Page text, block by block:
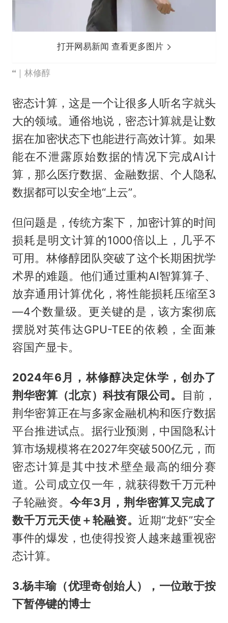
打开网易新闻 查看更多图片
｜林修醇
密态计算，这是一个让很多人听名字就头
大的领域。通俗地说，密态计算就是让数
据在加密状态下也能进行高效计算。如果
能在不泄露原始数据的情况下完成AI计
算，那么医疗数据、金融数据、个人隐私
数据都可以安全地“上云”。
但问题是，传统方案下，加密计算的时间
损耗是明文计算的1000倍以上，几乎不
可用。林修醇团队突破了这个长期困扰学
术界的难题。他们通过重构AI智算算子、
放弃通用计算优化，将性能损耗压缩至3
—4个数量级。更关键的是，该方案彻底
摆脱对英伟达GPU-TEE的依赖，全面兼
容国产显卡。
2024年6月，林修醇决定休学，创办了
荆华密算（北京）科技有限公司。
目前，
荆华密算正在与多家金融机构和医疗数据
平台推进试点。据行业预测，中国隐私计
算市场规模将在2027年突破500亿元，而
密态计算是其中技术壁垒最高的细分赛
道。公司成立仅一年，就获得数千万元种
子轮融资。今年3月，荆华密算又完成了
数千万元天使＋轮融资。近期“龙虾”安全
事件的爆发，也使得投资人越来越重视密
态计算。
3.杨丰瑜（优理奇创始人），一位敢于按
下暂停键的博士